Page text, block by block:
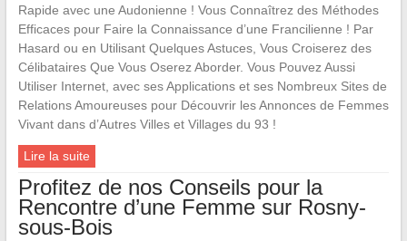
Rapide avec une Audonienne ! Vous Connaîtrez des Méthodes
Efficaces pour Faire la Connaissance d’une Francilienne ! Par
Hasard ou en Utilisant Quelques Astuces, Vous Croiserez des
Célibataires Que Vous Oserez Aborder. Vous Pouvez Aussi
Utiliser Internet, avec ses Applications et ses Nombreux Sites de
Relations Amoureuses pour Découvrir les Annonces de Femmes
Vivant dans d’Autres Villes et Villages du 93 !
Lire la suite
Profitez de nos Conseils pour la
Rencontre d’une Femme sur Rosny-
sous-Bois